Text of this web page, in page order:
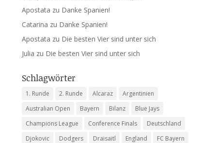
Apostata zu Danke Spanien!
Catarina zu Danke Spanien!
Apostata zu Die besten Vier sind unter sich
Julia zu Die besten Vier sind unter sich
Schlagwörter
1. Runde 2. Runde Alcaraz
Argentinien
Australian Open
Bayern Bilanz
Blue Jays
Champions League
Conference Finals
Deutschland
Djokovic
Dodgers Draisaitl England
FC Bayern